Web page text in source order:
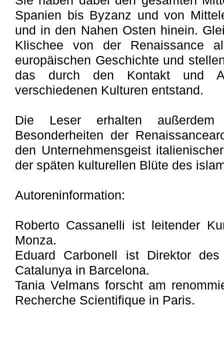
Spanien bis Byzanz und von
und in den Nahen Osten hinein.
Klischee von der Renaissance
europäischen Geschichte und
das durch den Kontakt und
verschiedenen Kulturen entstand.
Die Leser erhalten
Besonderheiten der
den Unternehmensgeist
der späten kulturellen Blüte des
Autoreninformation:
Roberto Cassanelli ist leitender
Monza.
Eduard Carbonell ist Direktor
Catalunya in Barcelona.
Tania Velmans forscht am
Recherche Scientifique in Paris.